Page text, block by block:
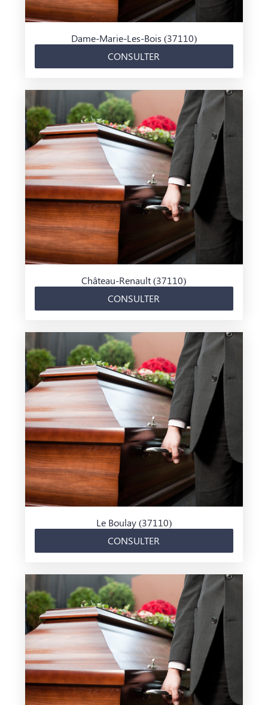
Dame-Marie-Les-Bois (37110)
CONSULTER
Château-Renault (37110)
CONSULTER
Le Boulay (37110)
CONSULTER